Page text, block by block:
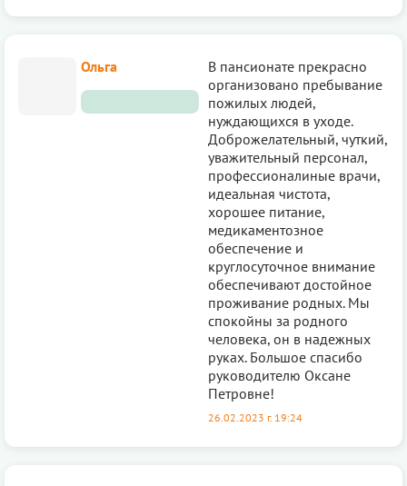
Ольга
В пансионате прекрасно
организовано пребывание
пожилых людей,
нуждающихся в уходе.
Доброжелательный, чуткий,
уважительный персонал,
профессионалиные врачи,
идеальная чистота,
хорошее питание,
медикаментозное
обеспечение и
круглосуточное внимание
обеспечивают достойное
проживание родных. Мы
спокойны за родного
человека, он в надежных
руках. Большое спасибо
руководителю Оксане
Петровне!
26.02.2023 г. 19:24